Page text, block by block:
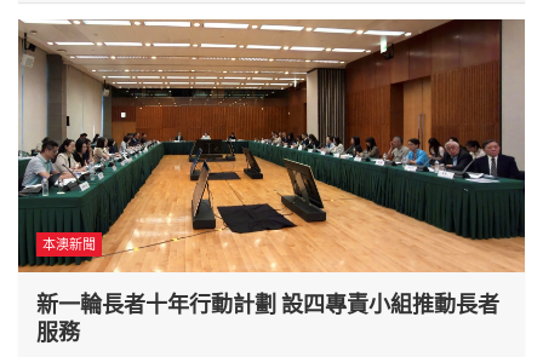
本澳新聞
新一輪長者十年行動計劃 設四專責小組推動長者
服務